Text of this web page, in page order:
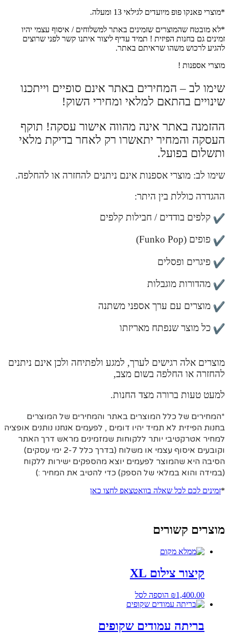
*מוצרי פאנקו פופ מיועדים לגילאי 13 ומעלה.
*לא מובטח שהמוצרים שזמינים באתר למשלוחים / איסוף עצמי יהיו
זמינים גם בחנות הפיזית ! תמיד עדיף ליצור איתנו קשר לפני שרוצים
להגיע לרכוש משהו שראיתם באתר.
מוצרי אספנות !
שימו לב – המחירים באתר אינם סופיים וייתכנו
שינויים בהתאם למלאי ומחירי השוק!
ההזמנה באתר אינה מהווה אישור עסקה! תוקף
העסקה והמחיר יתאשרו רק לאחר בדיקת מלאי
ותשלום בפועל.
שימו לב: מוצרי אספנות אינם ניתנים להחזרה או להחלפה.
ההגדרה כוללת בין היתר:
קלפים בודדים / חבילות קלפים
פופים (Funko Pop)
פיגרים ופסלים
מהדורות מוגבלות
מוצרים עם ערך אספני משתנה
כל מוצר שנפתח מאריזתו
מוצרים אלה רגישים לערך, למגע ולפתיחה ולכן אינם ניתנים
להחזרה או החלפה בשום מצב,
למעט טעות ברורה מצד החנות.
*המחירים של כלל המוצרים באתר והמחירים של המוצרים
בחנות הפיזית לא תמיד יהיו דומים , לפעמים אנחנו נותנים אופציה
למחיר אטרקטיבי יותר ללקוחות שמזמינים מראש דרך האתר
וקובעים איסוף עצמי או משלוח (בדרך כלל 2-7 ימי עסקים)
הסיבה היא שהמוצר לפעמים יוצא מהספקים ישירות ללקוח
(במידה והוא במלאי של הספק) כדי להטיב את המחיר :)
*זמינים לכם לכל שאלה בוואטצאפ לחצו כאן
מוצרים קשורים
קיצור צילום XL
₪1,400.00 הוספה לסל
בריתה עמודים שקופים